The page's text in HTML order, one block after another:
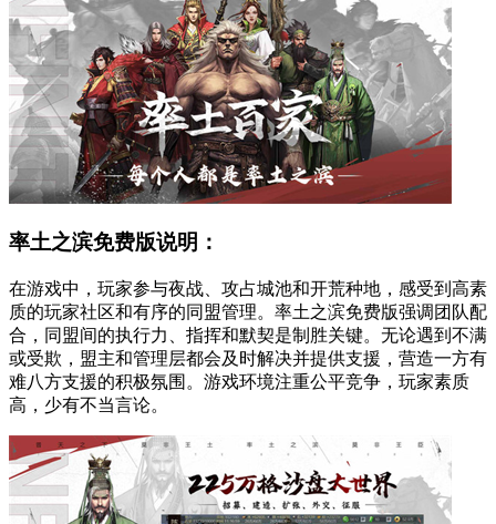
率土之滨免费版说明：
在游戏中，玩家参与夜战、攻占城池和开荒种地，感受到高素
质的玩家社区和有序的同盟管理。率土之滨免费版强调团队配
合，同盟间的执行力、指挥和默契是制胜关键。无论遇到不满
或受欺，盟主和管理层都会及时解决并提供支援，营造一方有
难八方支援的积极氛围。游戏环境注重公平竞争，玩家素质
高，少有不当言论。